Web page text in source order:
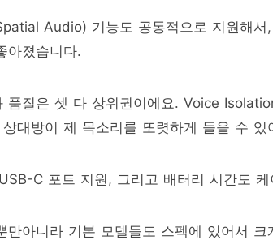
Audio) 기능도 공통적으로 지원해
아졌습니다.
품질은 셋 다 상위권이에요. Voice
대방이 제 목소리를 또렷하게 들을 수 있
C 포트 지원, 그리고 배터리 시간도
만아니라 기본 모델들도 스펙에 있어서